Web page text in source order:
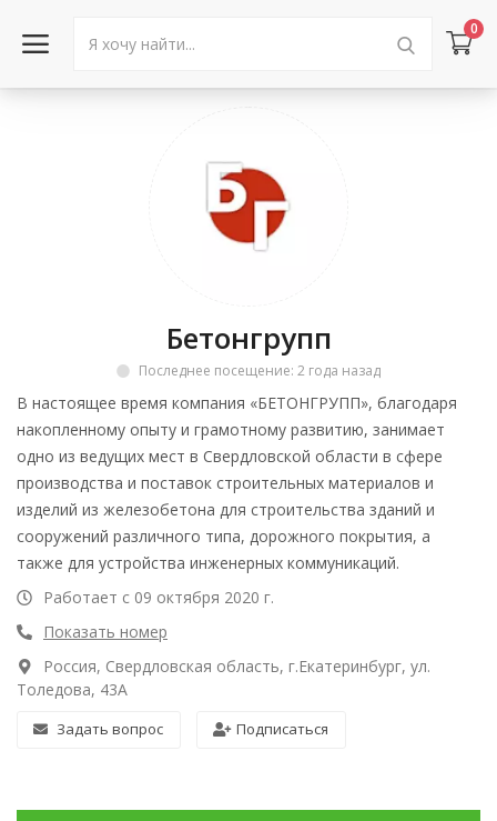
0
Объявления
Город: Колумбус
Бетонгрупп
Последнее посещение: 2 года назад
В настоящее время компания «БЕТОНГРУПП», благодаря
накопленному опыту и грамотному развитию, занимает
одно из ведущих мест в Свердловской области в сфере
производства и поставок строительных материалов и
изделий из железобетона для строительства зданий и
сооружений различного типа, дорожного покрытия, а
также для устройства инженерных коммуникаций.
Работает с 09 октября 2020 г.
Показать номер
Россия, Свердловская область, г.Екатеринбург, ул.
Толедова, 43А
Задать вопрос Подписаться